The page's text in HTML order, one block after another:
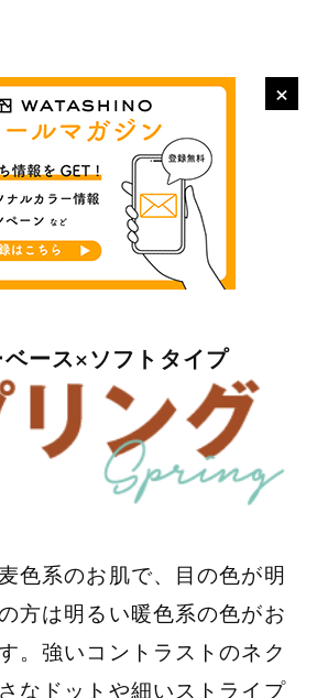
×
ース×ソフトタイプ
色系のお肌で、目の色が明
方は明るい暖色系の色がお
。強いコントラストのネク
なドットや細いストライプ